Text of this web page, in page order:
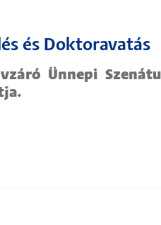
és Doktoravatás
Ünnepi